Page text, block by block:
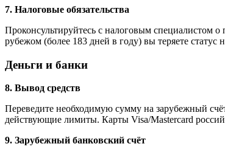
7. Налоговые обязательства
Проконсультируйтесь с налоговым специалистом
рубежом (более 183 дней в году) вы теряете статус
Деньги и банки
8. Вывод средств
Переведите необходимую сумму на зарубежный
действующие лимиты. Карты Visa/Mastercard
9. Зарубежный банковский счёт